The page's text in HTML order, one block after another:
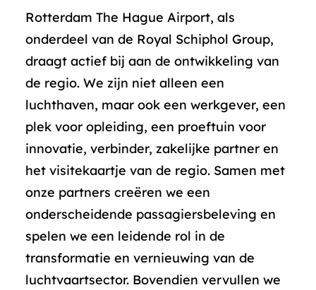
Rotterdam The Hague Airport, als
onderdeel van de Royal Schiphol Group,
draagt actief bij aan de ontwikkeling van
de regio. We zijn niet alleen een
luchthaven, maar ook een werkgever, een
plek voor opleiding, een proeftuin voor
innovatie, verbinder, zakelijke partner en
het visitekaartje van de regio. Samen met
onze partners creëren we een
onderscheidende passagiersbeleving en
spelen we een leidende rol in de
transformatie en vernieuwing van de
luchtvaartsector. Bovendien vervullen we